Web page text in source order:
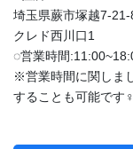
埼玉県蕨市塚越7-21-
クレド西川口1
◌営業時間
※営業時間に関しま
することも可能です‍♀️